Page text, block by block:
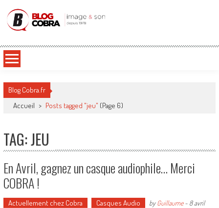
Blog Cobra
Blog Cobra.fr
Accueil > Posts tagged "jeu" (Page 6)
TAG: JEU
En Avril, gagnez un casque audiophile… Merci
COBRA !
Actuellement chez Cobra Casques Audio byGuillaume- 8 avril